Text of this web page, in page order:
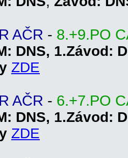
AČR - 8.+9.PO
: DNS, 1.Závod:
ZDE
AČR - 6.+7.PO
: DNS, 1.Závod:
ZDE